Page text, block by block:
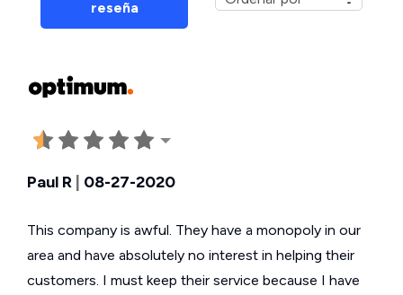
reseña
Paul R 08-27-2020
This company is awful. They have a monopoly in our
area and have absolutely no interest in helping their
customers. I must keep their service because I have